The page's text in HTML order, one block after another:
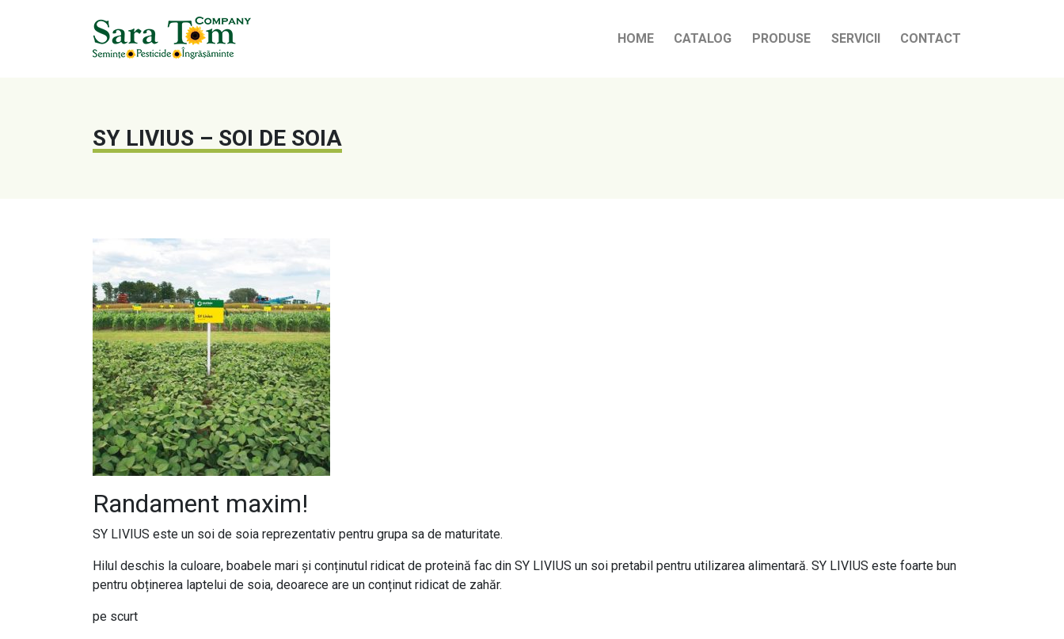
HOME CATALOG PRODUSE SERVICII CONTACT
SY LIVIUS – SOI DE SOIA
Randament maxim!
SY LIVIUS este un soi de soia reprezentativ pentru grupa sa de maturitate.
Hilul deschis la culoare, boabele mari și conținutul ridicat de proteină fac din SY LIVIUS un soi pretabil pentru utilizarea alimentară. SY LIVIUS este foarte bun
pentru obținerea laptelui de soia, deoarece are un conținut ridicat de zahăr.
pe scurt